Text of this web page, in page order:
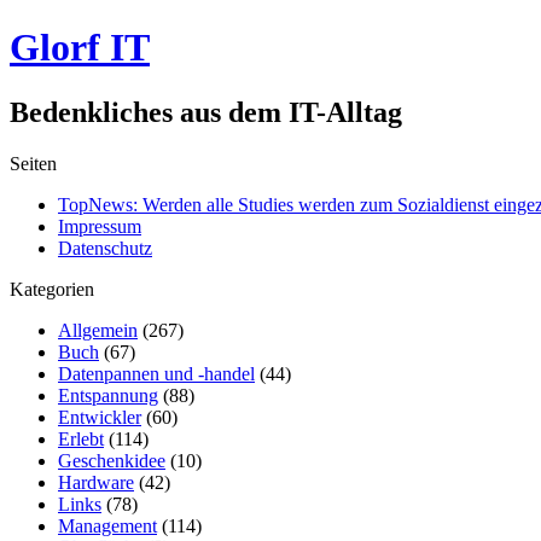
Glorf IT
Bedenkliches aus dem IT-Alltag
Seiten
TopNews: Werden alle Studies werden zum Sozialdienst
Impressum
Datenschutz
Kategorien
Allgemein (267)
Buch (67)
Datenpannen und -handel (44)
Entspannung (88)
Entwickler(60)
Erlebt (114)
Geschenkidee (10)
Hardware (42)
Links (78)
Management (114)